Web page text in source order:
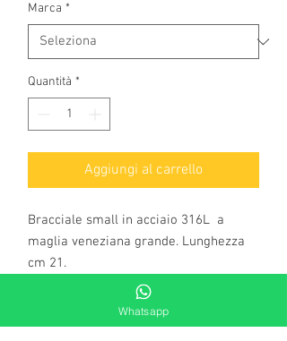
Marca *
Quantità *
Aggiungi al carrello
Bracciale small in acciaio 316L a
maglia veneziana grande. Lunghezza
cm 21.
Whatsapp